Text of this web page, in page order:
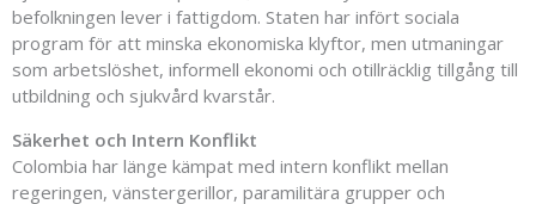
befolkningen lever i fattigdom. Staten har infört sociala
program för att minska ekonomiska klyftor, men utmaningar
som arbetslöshet, informell ekonomi och otillräcklig tillgång till
utbildning och sjukvård kvarstår.
Säkerhet och Intern Konflikt
Colombia har länge kämpat med intern konflikt mellan
regeringen, vänstergerillor, paramilitära grupper och